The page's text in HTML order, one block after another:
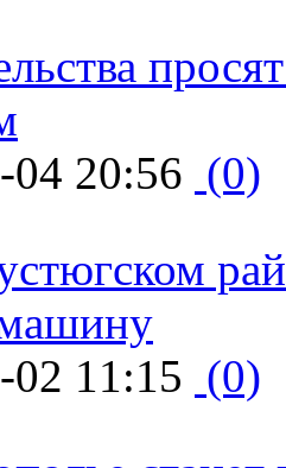
04 20:56 (0)
02 11:15 (0)